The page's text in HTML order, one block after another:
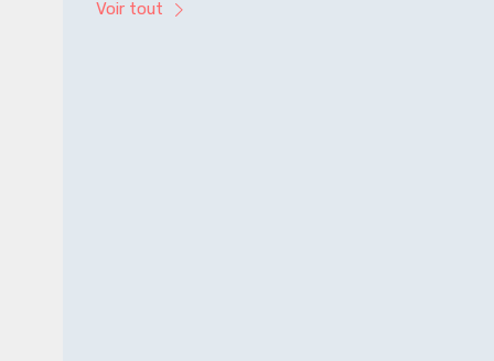
Voir tout